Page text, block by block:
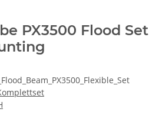
PX3500 Flood Set